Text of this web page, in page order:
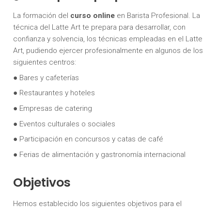
La formación del curso online en Barista Profesional. La
técnica del Latte Art te prepara para desarrollar, con
confianza y solvencia, los técnicas empleadas en el Latte
Art, pudiendo ejercer profesionalmente en algunos de los
siguientes centros:
● Bares y cafeterías
● Restaurantes y hoteles
● Empresas de catering
● Eventos culturales o sociales
● Participación en concursos y catas de café
● Ferias de alimentación y gastronomía internacional
Objetivos
Hemos establecido los siguientes objetivos para el